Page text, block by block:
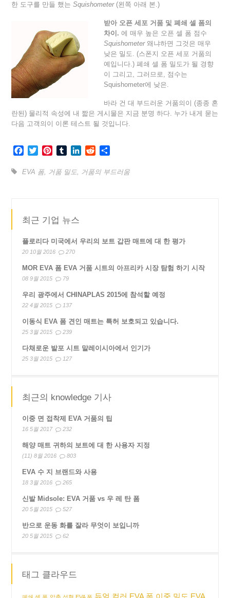
한 도구를 만들 했는Squishometer(왼쪽 아래 본.)
받아 오픈 세포 거품 및 폐쇄 셀 폼의
차이.에 매우 높은 오픈 셀 폼 점수
Squishometer왜냐하면 그것은 매우
낮은 밀도. (스폰지 오픈 세포 거품의
예입니다.) 폐쇄 셀 폼 밀도가 될 경향
이 그리고, 그러므로, 점수는
Squishometer에 낮은.
바라 건 대 부드러운 거품의이 (종종 혼
란된) 물리적 속성에 내 짧은 게시물은 지금 분명 하다. 누가 내게 묻는
다음 고객의이 이론 테스트 될 것입니다.
Facebook
TwitterPinterestTumblrLinkedInReddit
EVA 폼, 거품 밀도, 거품의 부드러움
최근 기업 뉴스
플로리다 미국에서 우리의 보트 갑판 매트에 대 한 평가
20 10월 2016 270
MOR EVA 폼 EVA 거품 시트의 아프리카 시장 탐험 하기 시작
08 9월 2015 79
우리 광주에서 CHINAPLAS 2015에 참석할 예정
22 4월 2015 137
이동식 EVA 폼 견인 매트는 특허 보호되고 있습니다.
25 3월 2015 239
다채로운 발포 시트 말레이시아에서 인기가
25 3월 2015 127
최근의 knowledge 기사
이중 면 접착제 EVA 거품의 팁
16 5월 2017 232
해양 매트 귀하의 보트에 대 한 사용자 지정
(11) 8월 2016 803
EVA 수 지 브랜드와 사용
18 3월 2016 265
신발 Midsole: EVA 거품 vs 우 레 탄 폼
20 5월 2015 527
반으로 운동 화를 잘라 무엇이 보입니까
20 5월 2015 62
태그 클라우드